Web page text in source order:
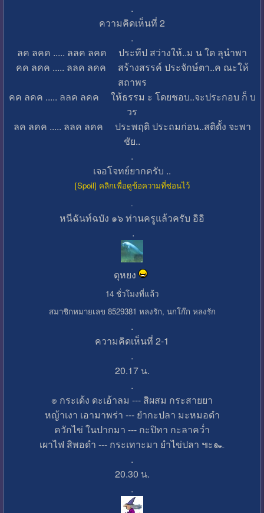
.
ความคิดเห็นที่ 2
.
ลค ลคค ..... ลลค ลคค ประทีป สว่างให้..ม น ใด ลุนำพา
คค ลคค ..... ลลค ลคค สร้างสรรค์ ประจักษ์ตา..ค ณะให้
สถาพร
คค ลคค ..... ลลค ลคค ให้ธรรม ะ โดยชอบ..จะประกอบ ก็ บ
วร
ลค ลคค ..... ลลค ลคค ประพฤติ ประถมก่อน..สติตั้ง จะพา
ชัย..
.
เจอโจทย์ยากครับ ..
[Spoil] คลิกเพื่อดูข้อความที่ซ่อนไว้
.
หนีฉันท์ฉบัง ๑๖ ท่านครูแล้วครับ อิอิ
.
ดุหยง
14 ชั่วโมงที่แล้ว
สมาชิกหมายเลข 8529381 หลงรัก, นกโก๊ก หลงรัก
.
ความคิดเห็นที่ 2-1
.
20.17 น.
.
๏ กระเด้ง ดะเอ้าลม --- สิผสม กระสายยา
หญ้าเงา เอามาพร่า --- ยำกะปลา มะหมอดำ
ควักไข่ ในปากมา --- กะปิทา กะลาคว่ำ
เผาไฟ สิพอดำ --- กระเทาะมา ยำไข่ปลา ๚ะ๛
.
20.30 น.
.